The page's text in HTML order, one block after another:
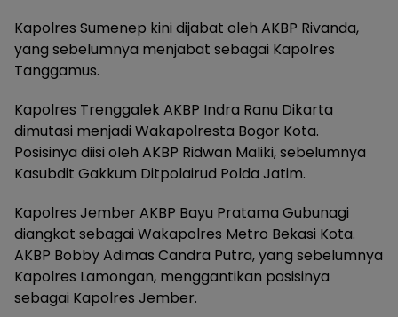
Kapolres Sumenep kini dijabat oleh AKBP Rivanda,
yang sebelumnya menjabat sebagai Kapolres
Tanggamus.
Kapolres Trenggalek AKBP Indra Ranu Dikarta
dimutasi menjadi Wakapolresta Bogor Kota.
Posisinya diisi oleh AKBP Ridwan Maliki, sebelumnya
Kasubdit Gakkum Ditpolairud Polda Jatim.
Kapolres Jember AKBP Bayu Pratama Gubunagi
diangkat sebagai Wakapolres Metro Bekasi Kota.
AKBP Bobby Adimas Candra Putra, yang sebelumnya
Kapolres Lamongan, menggantikan posisinya
sebagai Kapolres Jember.